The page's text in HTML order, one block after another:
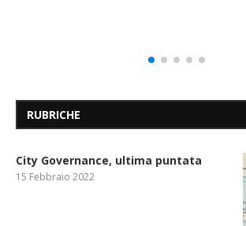
RUBRICHE
City Governance, ultima puntata
15 Febbraio 2022